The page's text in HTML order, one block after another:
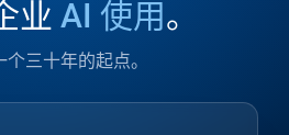
业 AI 使用。
三十年的起点。